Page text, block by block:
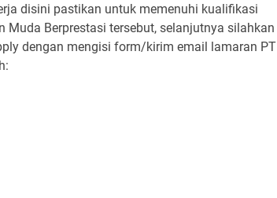
disini pastikan untuk memenuhi kualifikasi
Muda Berprestasi tersebut, selanjutnya silahkan
dengan mengisi form/kirim email lamaran PT